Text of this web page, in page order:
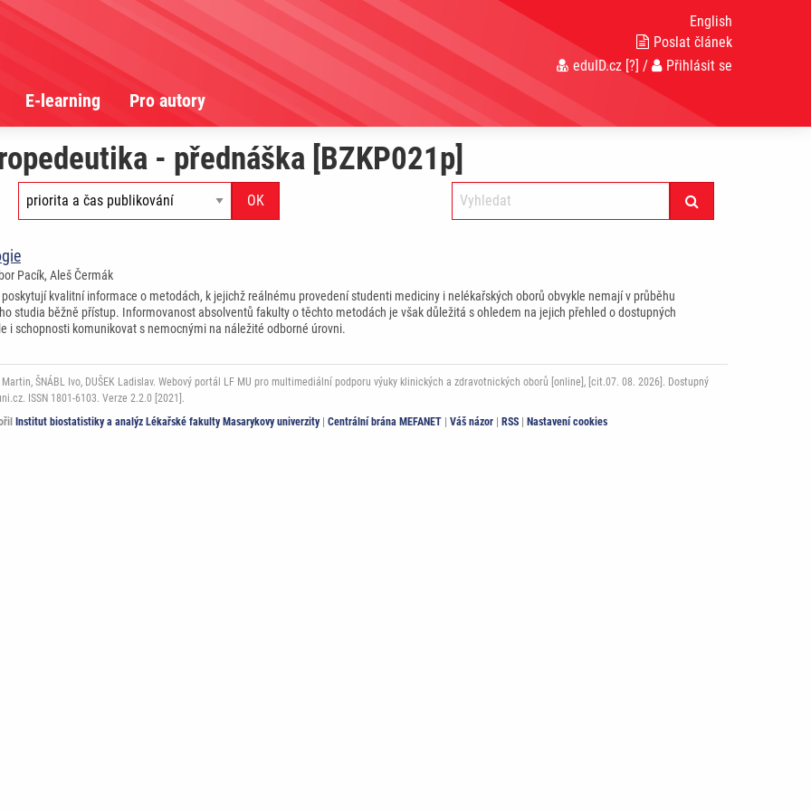
English
Poslat článek
eduID.cz [?] / Přihlásit se
E-learning Pro autory
- přednáška [BZKP021p]
Pacík, Aleš Čermák
kvalitní informace o metodách, k jejichž reálnému provedení studenti mediciny i nelékařských oborů obvykle nemají v průběhu
studia běžně přístup. Informovanost absolventů fakulty o těchto metodách je však důležitá s ohledem na jejich přehled o dostupných
i schopnosti komunikovat s nemocnými na náležité odborné úrovni.
Martin, ŠNÁBL Ivo, DUŠEK Ladislav. Webový portál LF MU pro multimediální podporu výuky klinických a zdravotnických oborů [online], [cit.07. 08. 2026]. Dostupný
ISSN 1801-6103. Verze 2.2.0 [2021].
Institut biostatistiky a analýz Lékařské fakulty Masarykovy univerzity|Centrální brána MEFANET |Váš názor RSS Nastavení cookies